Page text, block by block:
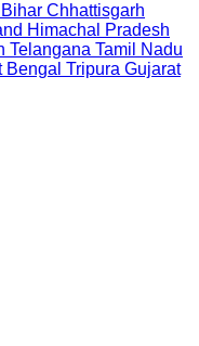
Bihar Chhattisgarh
Himachal Pradesh
Telangana Tamil Nadu
Bengal Tripura Gujarat